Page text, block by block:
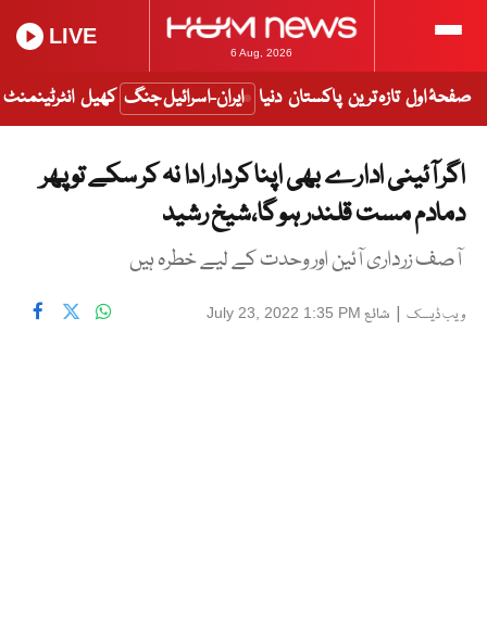
6 Aug, 2026
LIVE
صفحۂ اول تازہ ترین پاکستان دنیا ایران-اسرائیل جنگ کھیل انٹرٹینمنٹ
اگر آئینی ادارے بھی اپنا کردار ادا نہ کر سکے تو پھر
دمادم مست قلندر ہو گا،شیخ رشید
آصف زرداری آئین اور وحدت کے لیے خطرہ ہیں
ویب ڈیسک | شائع July 23, 2022 1:35 PM